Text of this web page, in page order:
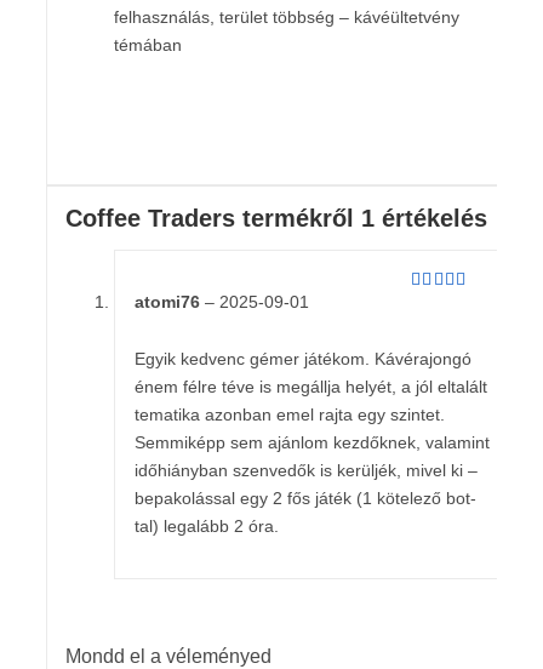
felhasználás, terület többség – kávéültetvény
témában
Coffee Traderstermékről 1 értékelés
atomi76– 2025-09-01
Egyik kedvenc gémer játékom. Kávérajongó
énem félre téve is megállja helyét, a jól eltalált
tematika azonban emel rajta egy szintet.
Semmiképp sem ajánlom kezdőknek, valamint
időhiányban szenvedők is kerüljék, mivel ki –
bepakolással egy 2 fős játék (1 kötelező bot-
tal) legalább 2 óra.
Mondd el a véleményed